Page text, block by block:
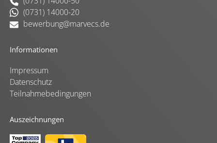
(0731) 14000-20
bewerbung@marvecs.de
Informationen
Impressum
Datenschutz
Teilnahmebedingungen
Auszeichnungen